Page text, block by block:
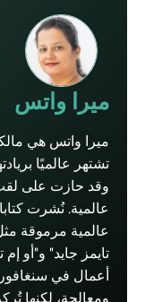
ميرا واتس
ميرا واتس هي
تشتهر عالميًا
عالمية. نُشرت
عالمية مرموقة
ومعالجة، لكنها